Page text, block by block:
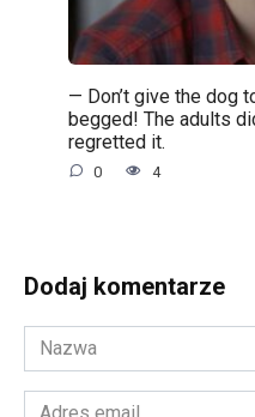
— Don’t give the dog
begged! The adults
regretted it.
0 4
Dodaj komentarze
Nazwa
*
Adres